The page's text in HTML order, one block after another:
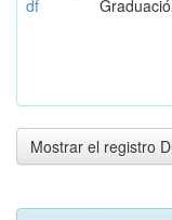
df
Mostrar el registro